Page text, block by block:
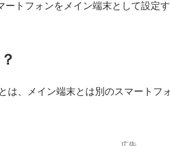
ートフォンをメイン端末として設定
は、メイン端末とは別のスマートフ